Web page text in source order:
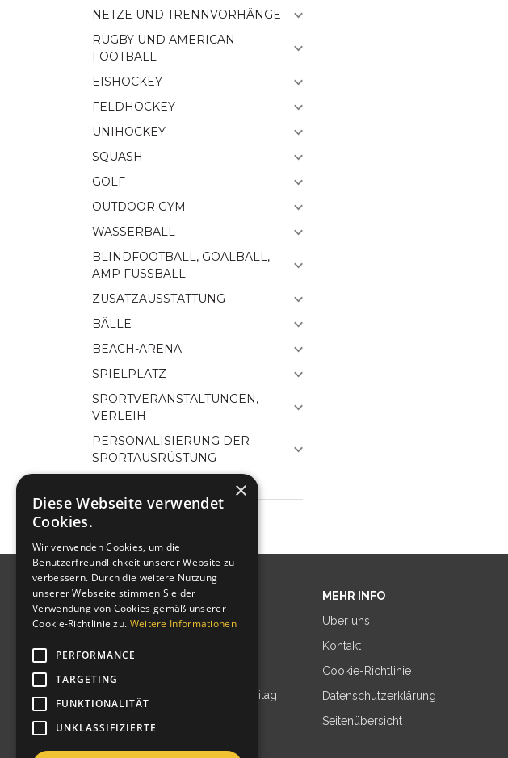
NETZE UND TRENNVORHÄNGE
RUGBY UND AMERICAN
FOOTBALL
EISHOCKEY
FELDHOCKEY
UNIHOCKEY
SQUASH
GOLF
OUTDOOR GYM
WASSERBALL
BLINDFOOTBALL, GOALBALL,
AMP FUSSBALL
ZUSATZAUSSTATTUNG
BÄLLE
BEACH-ARENA
SPIELPLATZ
SPORTVERANSTALTUNGEN,
VERLEIH
PERSONALISIERUNG DER
SPORTAUSRÜSTUNG
SPORT TRANSFER SP. Z O.O.
ul. Południowa 81
Geschäftszeiten: Montag bis Freitag
MEHR INFO
Über uns
Kontakt
Cookie-Richtlinie
Datenschutzerklärung
Seitenübersicht
×
Diese Webseite verwendet
Cookies.
Wir verwenden Cookies, um die
Benutzerfreundlichkeit unserer Website zu
verbessern. Durch die weitere Nutzung
unserer Webseite stimmen Sie der
Verwendung von Cookies gemäß unserer
Cookie-Richtlinie zu. Weitere Informationen
PERFORMANCE
TARGETING
FUNKTIONALITÄT
UNKLASSIFIZIERTE